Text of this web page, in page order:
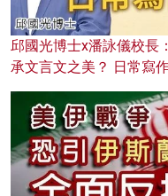
邱國光博士x潘詠儀校長
承文言文之美？ 日常寫